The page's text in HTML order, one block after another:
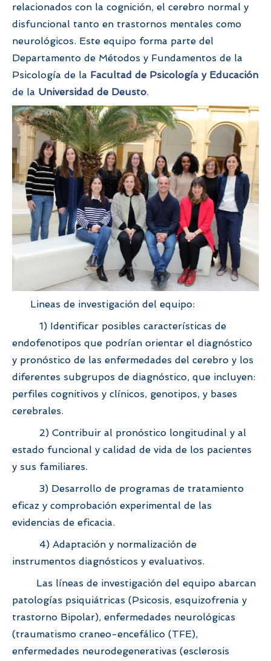
relacionados con la cognición, el cerebro normal y
disfuncional tanto en trastornos mentales como
neurológicos. Este equipo forma parte del
Departamento de Métodos y Fundamentos de la
Psicología de la Facultad de Psicología y Educación
de la Universidad de Deusto.
Lineas de investigación del equipo:
1) Identificar posibles características de
endofenotipos que podrían orientar el diagnóstico
y pronóstico de las enfermedades del cerebro y los
diferentes subgrupos de diagnóstico, que incluyen:
perfiles cognitivos y clínicos, genotipos, y bases
cerebrales.
2) Contribuir al pronóstico longitudinal y al
estado funcional y calidad de vida de los pacientes
y sus familiares.
3) Desarrollo de programas de tratamiento
eficaz y comprobación experimental de las
evidencias de eficacia.
4) Adaptación y normalización de
instrumentos diagnósticos y evaluativos.
Las líneas de investigación del equipo abarcan
patologías psiquiátricas (Psicosis, esquizofrenia y
trastorno Bipolar), enfermedades neurológicas
(traumatismo craneo-encefálico (TFE),
enfermedades neurodegenerativas (esclerosis